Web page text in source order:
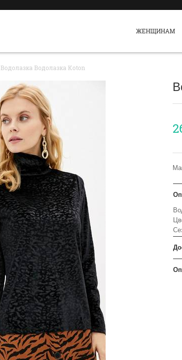
ЖЕНЩИНАМ
Водолазка Водолазка Koton